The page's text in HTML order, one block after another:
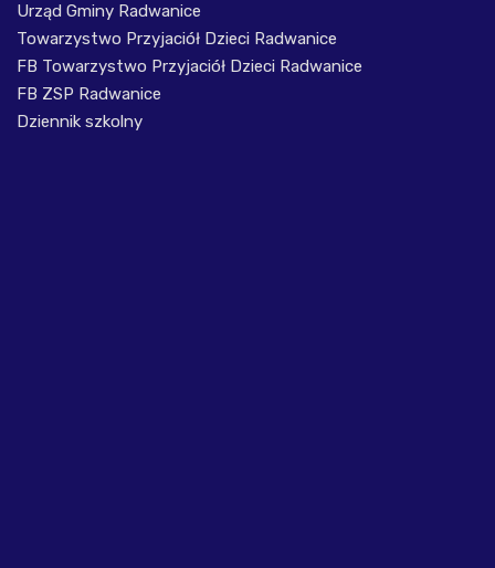
Urząd Gminy Radwanice
Towarzystwo Przyjaciół Dzieci Radwanice
FB Towarzystwo Przyjaciół Dzieci Radwanice
FB ZSP Radwanice
Dziennik szkolny